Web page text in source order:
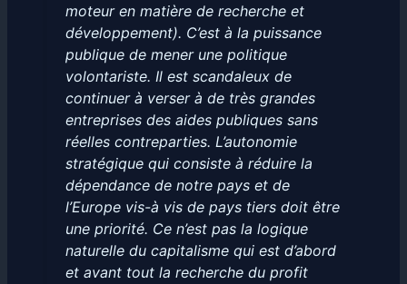
moteur en matière de recherche et
développement). C’est à la puissance
publique de mener une politique
volontariste. Il est scandaleux de
continuer à verser à de très grandes
entreprises des aides publiques sans
réelles contreparties. L’autonomie
stratégique qui consiste à réduire la
dépendance de notre pays et de
l’Europe vis-à vis de pays tiers doit être
une priorité. Ce n’est pas la logique
naturelle du capitalisme qui est d’abord
et avant tout la recherche du profit